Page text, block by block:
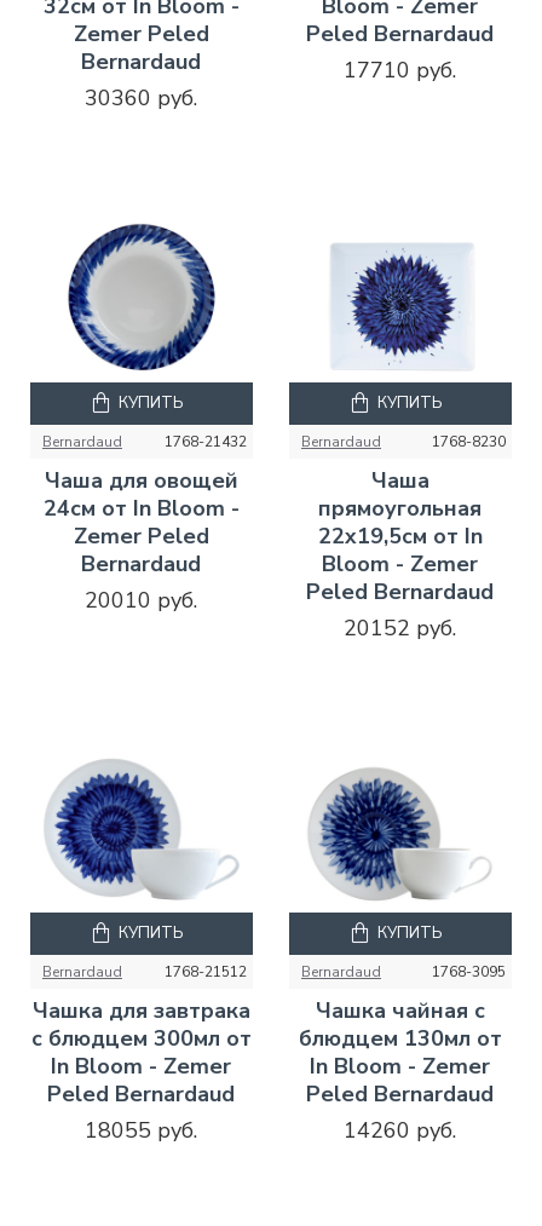
32см от In Bloom -
Zemer Peled
Bernardaud
30360 руб.
Bloom - Zemer
Peled Bernardaud
17710 руб.
Bernardaud 1768-21432
Чаша для овощей
24см от In Bloom -
Zemer Peled
Bernardaud
20010 руб.
КУПИТЬ
Bernardaud 1768-8230
Чаша
прямоугольная
22х19,5см от In
Bloom - Zemer
Peled Bernardaud
20152 руб.
КУПИТЬ
Bernardaud 1768-21512
Чашка для завтрака
с блюдцем 300мл от
In Bloom - Zemer
Peled Bernardaud
18055 руб.
КУПИТЬ
Bernardaud 1768-3095
Чашка чайная с
блюдцем 130мл от
In Bloom - Zemer
Peled Bernardaud
14260 руб.
КУПИТЬ